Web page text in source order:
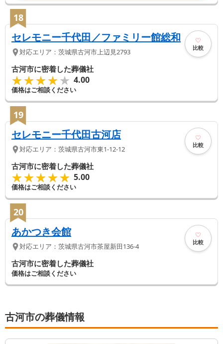
18
セレモニー千代田／ファミリー館総和
対応エリア： 茨城県古河市 上辺見2793 比較
古河市に密着した葬儀社
★★★★★
★★★★★ 4.00
価格はご相談ください
19
セレモニー千代田古河店
対応エリア： 茨城県古河市東1-12-12 比較
古河市に密着した葬儀社
★★★★★
★★★★★ 5.00
価格はご相談ください
20
あかつき会館
対応エリア： 茨城県古河市茶屋新田136-4 比較
古河市に密着した葬儀社
価格はご相談ください
古河市の葬儀情報